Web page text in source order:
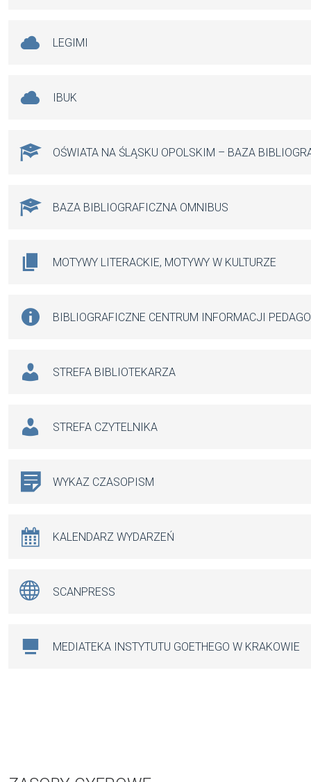
LEGIMI
IBUK
OŚWIATA NA ŚLĄSKU OPOLSKIM – BAZA
BAZA BIBLIOGRAFICZNA OMNIBUS
MOTYWY LITERACKIE, MOTYWY W KULTURZE
BIBLIOGRAFICZNE CENTRUM INFORMACJI
STREFA BIBLIOTEKARZA
STREFA CZYTELNIKA
WYKAZ CZASOPISM
KALENDARZ WYDARZEŃ
SCANPRESS
MEDIATEKA INSTYTUTU GOETHEGO W KRAKOWIE